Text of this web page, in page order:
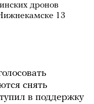
дронов
13
снять
в поддержку